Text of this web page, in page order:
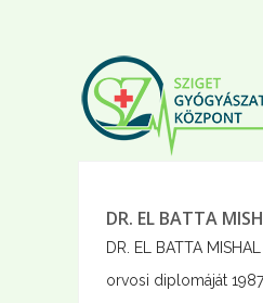
DR. EL BATTA
DR. EL BATTA
orvosi diplomáját